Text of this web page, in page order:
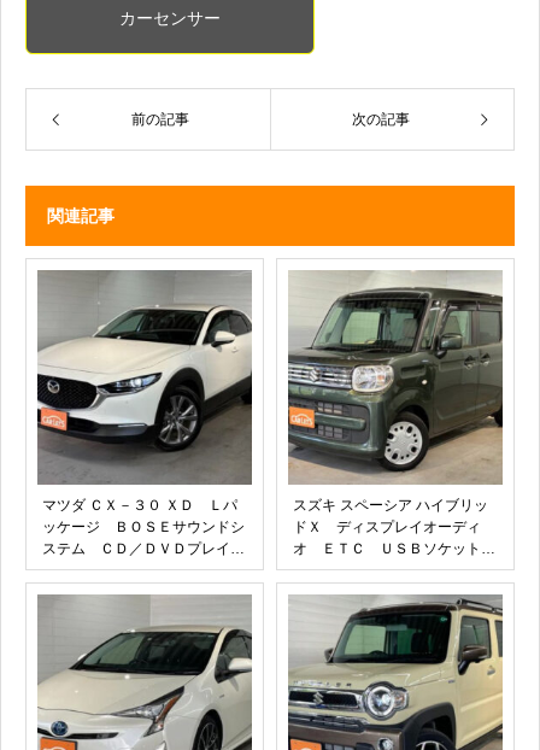
カーセンサー
前の記事 次の記事
関連記事
マツダ ＣＸ－３０ ＸＤ Ｌパ
ッケージ ＢＯＳＥサウンドシ
ステム ＣＤ／ＤＶＤプレイヤ
ー＋地デジＴＶチューナー ス
ーパーＵＶ スーパーＵＶカッ
３６０°セーフティパッケー
ジ 本革シート パワーシー
ト パワーゲート
スズキ スペーシア ハイブリッ
ドＸ ディスプレイオーディ
オ ＥＴＣ ＵＳＢソケット
シートヒーター バックカメ
ラ 前後ドラレコ 両側パワー
スライド ロールサンシェー
ド 背面テーブル サーキュレ
ーター キーフリー プッシュ
スタート